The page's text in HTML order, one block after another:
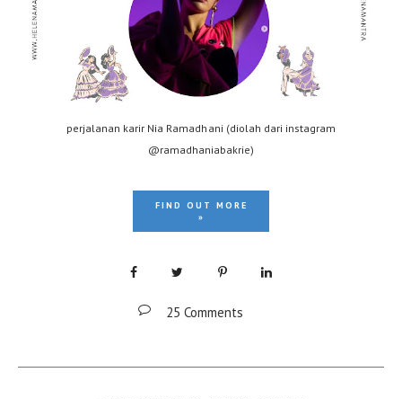
perjalanan karir Nia Ramadhani (diolah dari instagram
@ramadhaniabakrie)
FIND OUT MORE
»
25 Comments